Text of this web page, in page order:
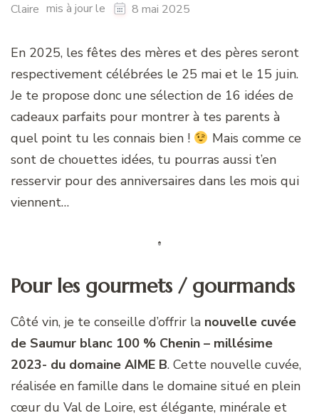
Claire mis à jour le 8 mai 2025
En 2025, les fêtes des mères et des pères seront
respectivement célébrées le 25 mai et le 15 juin.
Je te propose donc une sélection de 16 idées de
cadeaux parfaits pour montrer à tes parents à
quel point tu les connais bien !
Mais comme ce
sont de chouettes idées, tu pourras aussi t’en
resservir pour des anniversaires dans les mois qui
viennent…
Pour les gourmets / gourmands
Côté vin, je te conseille d’offrir la nouvelle cuvée
de Saumur blanc 100 % Chenin – millésime
2023- du domaine AIME B. Cette nouvelle cuvée,
réalisée en famille dans le domaine situé en plein
cœur du Val de Loire, est élégante, minérale et